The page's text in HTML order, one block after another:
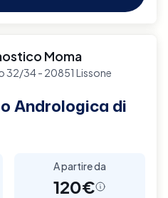
Moma
32/34 - 20851 Lissone
Andrologica di
A partire da
120€